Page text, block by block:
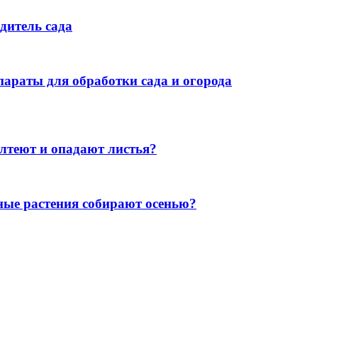
сада
для обработки сада и огорода
и опадают листья?
растения собирают осенью?